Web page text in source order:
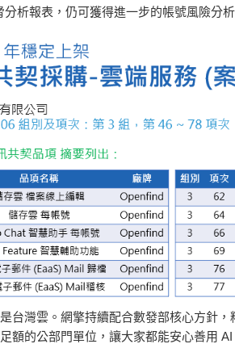
析報表，仍可獲得進一步的帳號風險分析
台灣雲。網擎持續配合數發部核心方針
額的公部門單位，讓大家都能安心善用